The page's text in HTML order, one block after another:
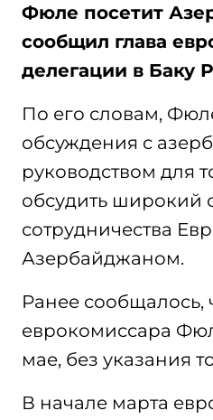
Фюле посетит
сообщил глава
делегации в Баку
По его словам,
обсуждения с
руководством для
обсудить широкий
сотрудничества
Азербайджаном.
Ранее сообщалось,
еврокомиссара
мае, без указания
В начале марта